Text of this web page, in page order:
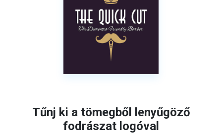
Tűnj ki a tömegből lenyűgöző
fodrászat logóval